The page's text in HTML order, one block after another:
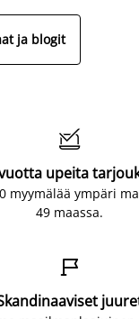
ja blogit

upeita
myymälää ympäri
49 maassa.
